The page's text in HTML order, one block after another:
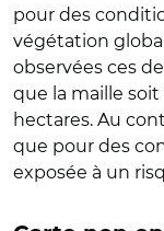
pour des
végétation
observées ces
que la maille
hectares. Au
que pour des
exposée à un